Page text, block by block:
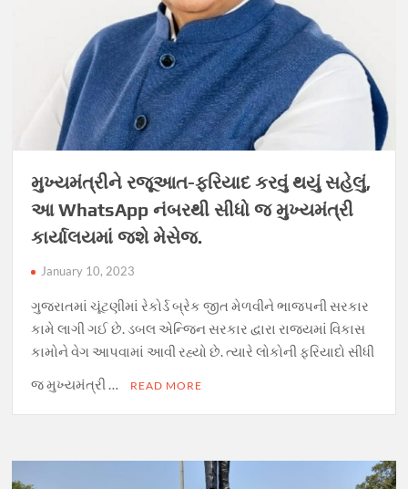
મુખ્યમંત્રીને રજૂઆત-ફરિયાદ કરવું થયું સહેલું,
આ WhatsApp નંબરથી સીધો જ મુખ્યમંત્રી
કાર્યાલયમાં જશે મેસેજ.
January 10, 2023
ગુજરાતમાં ચૂંટણીમાં રેકોર્ડ બ્રેક જીત મેળવીને ભાજપની સરકાર
કામે લાગી ગઈ છે. ડબલ એન્જિન સરકાર દ્વારા રાજ્યમાં વિકાસ
કામોને વેગ આપવામાં આવી રહ્યો છે. ત્યારે લોકોની ફરિયાદો સીધી
જ મુખ્યમંત્રી …
READ MORE